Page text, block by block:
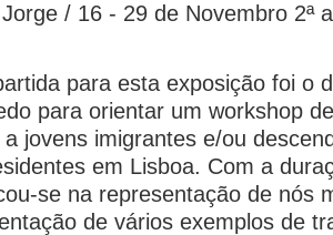
/ 16 - 29 de Novembro 2ª
para esta exposição foi o
para orientar um workshop
jovens imigrantes e/ou
em Lisboa. Com a
se na representação de nós
de vários exemplos de